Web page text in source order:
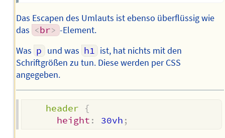
Das Escapen des Umlauts ist ebenso überflüssig wie
das <br> -Element.
Was p und was h1 ist, hat nichts mit den
Schriftgrößen zu tun. Diese werden per CSS
angegeben.
header
{
height : 30vh ;